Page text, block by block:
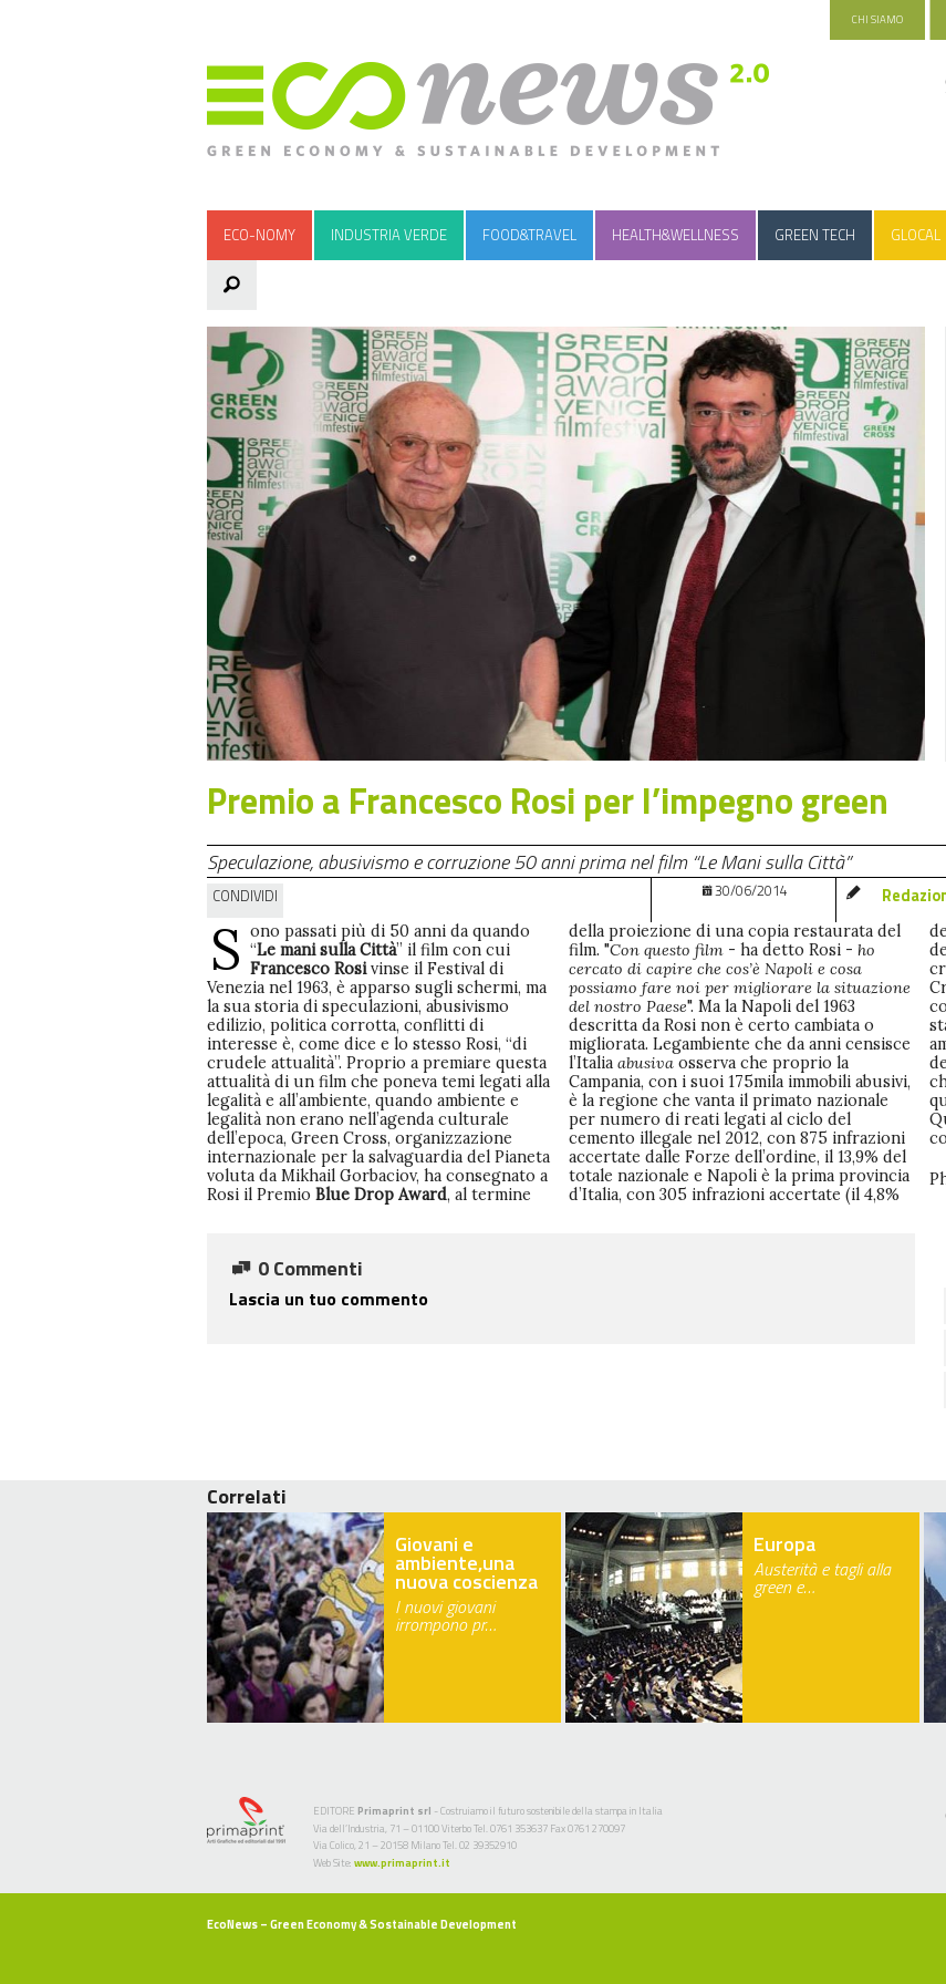
CHI SIAMO
ECO-NOMY INDUSTRIA VERDE FOOD&TRAVEL HEALTH&WELLNESS GREEN TECH GLOCAL
Premio a Francesco Rosi per l’impegno green
Speculazione, abusivismo e corruzione 50 anni prima nel film “Le Mani sulla Città”
CONDIVIDI 30/06/2014
S ono passati più di 50 anni da quando
“Le mani sulla Città” il film con cui
Francesco Rosivinse il Festival di
Venezia nel 1963, è apparso sugli schermi, ma
la sua storia di speculazioni, abusivismo
edilizio, politica corrotta, conflitti di
interesse è, come dice e lo stesso Rosi, “di
crudele attualità”. Proprio a premiare questa
attualità di un film che poneva temi legati alla
legalità e all’ambiente, quando ambiente e
legalità non erano nell’agenda culturale
dell’epoca, Green Cross, organizzazione
internazionale per la salvaguardia del Pianeta
voluta da Mikhail Gorbaciov, ha consegnato a
Rosi il Premio Blue Drop Award, al termine
della proiezione di una copia restaurata del
film. "Con questo film- ha detto Rosi - ho
cercato di capire che cos’è Napoli e cosa
possiamo fare noi per migliorare la situazione
del nostro Paese". Ma la Napoli del 1963
descritta da Rosi non è certo cambiata o
migliorata. Legambiente che da anni censisce
l’Italia abusivaosserva che proprio la
Campania, con i suoi 175mila immobili abusivi,
è la regione che vanta il primato nazionale
per numero di reati legati al ciclo del
cemento illegale nel 2012, con 875 infrazioni
accertate dalle Forze dell’ordine, il 13,9% del
totale nazionale e Napoli è la prima provincia
d’Italia, con 305 infrazioni accertate (il 4,8%
del totale delle nuove costruzioni. Significa
che grosso modo una nuova casa su dieci di
quelle sorte nell’ultimo anno è fuorilegge.
Questo a dire che “Le mani sulla Citta”
0 Commenti
Lascia un tuo commento
Correlati
Giovani e
ambiente,una
nuova coscienza
I nuovi giovani
irrompono pr…
Europa
Austerità e tagli alla
green e…
EDITORE Primaprint srl - Costruiamo il futuro sostenibile della stampa in Italia
Via dell’Industria, 71 – 01100 Viterbo Tel. 0761 353637 Fax 0761 270097
Via Colico, 21 – 20158 Milano Tel. 02 39352910
Web Site: www.primaprint.it
EcoNews– Green Economy & Sostainable Development